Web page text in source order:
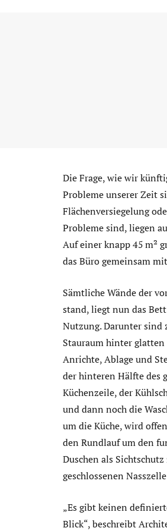
Die Frage, wie wir
Probleme unserer Zeit
Flächenversiegelung
Probleme sind, liegen
Auf einer knapp 45 m²
das Büro gemeinsam
Sämtliche Wände der
stand, liegt nun das
Nutzung. Darunter sind
Stauraum hinter glatten
Anrichte, Ablage und
der hinteren Hälfte des
Küchenzeile, der
und dann noch die
um die Küche, wird
den Rundlauf um den
Duschen als
geschlossenen
„Es gibt keinen
Blick“, beschreibt